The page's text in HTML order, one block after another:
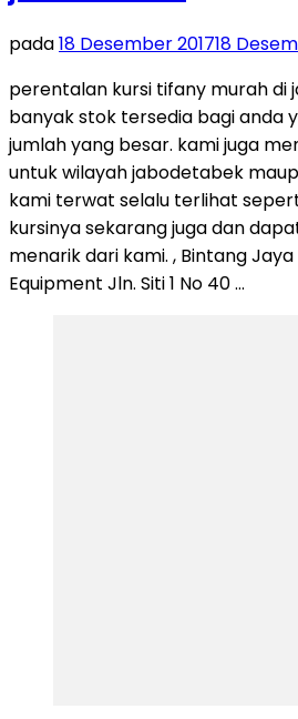
pada18 Desember 201718
perentalan kursi tifany murah di
banyak stok tersedia bagi anda
jumlah yang besar. kami juga
untuk wilayah jabodetabek
kami terwat selalu terlihat
kursinya sekarang juga dan
menarik dari kami. , Bintang
Equipment Jln. Siti 1 No 40 …